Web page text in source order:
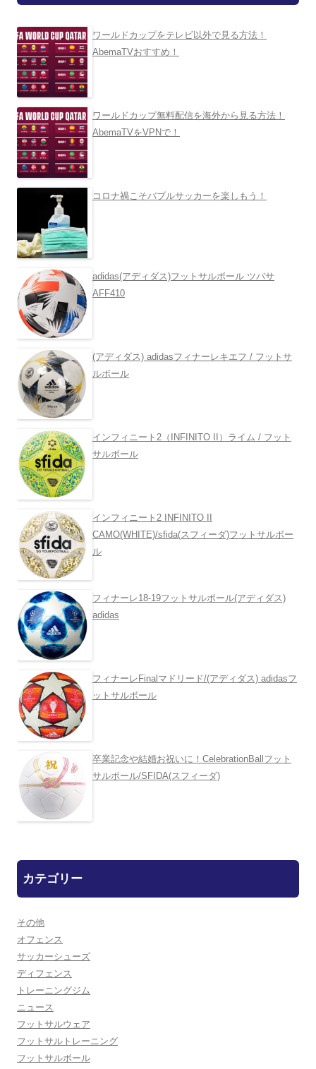
ワールドカップをテレビ以外で見る方法！
AbemaTVおすすめ！
ワールドカップ無料配信を海外から見る方法！
AbemaTVをVPNで！
コロナ禍こそバブルサッカーを楽しもう！
adidas(アディダス)フットサルボール ツバサ
AFF410
(アディダス) adidasフィナーレキエフ / フットサ
ルボール
インフィニート2（INFINITO II）ライム / フット
サルボール
インフィニート2 INFINITO II
CAMO(WHITE)/sfida(スフィーダ)フットサルボー
ル
フィナーレ18-19フットサルボール(アディダス)
adidas
フィナーレFinalマドリード/(アディダス) adidasフ
ットサルボール
卒業記念や結婚お祝いに！CelebrationBallフット
サルボール/SFIDA(スフィーダ)
カテゴリー
その他
オフェンス
サッカーシューズ
ディフェンス
トレーニングジム
ニュース
フットサルウェア
フットサルトレーニング
フットサルボール